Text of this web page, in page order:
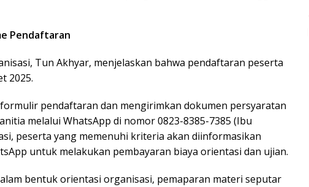
Pendaftaran
Tun Akhyar, menjelaskan bahwa pendaftaran peserta
2025.
pendaftaran dan mengirimkan dokumen persyaratan
melalui WhatsApp di nomor 0823-8385-7385 (Ibu
peserta yang memenuhi kriteria akan diinformasikan
untuk melakukan pembayaran biaya orientasi dan ujian.
bentuk orientasi organisasi, pemaparan materi seputar